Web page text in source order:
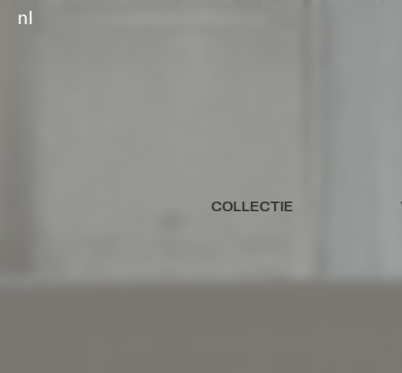
COLLECTIE
nl